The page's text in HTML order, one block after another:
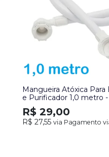
Mangueira Atóxica Para
e Purificador 1,0 metro
R$ 29,00
R$ 27,55 via Pagamento